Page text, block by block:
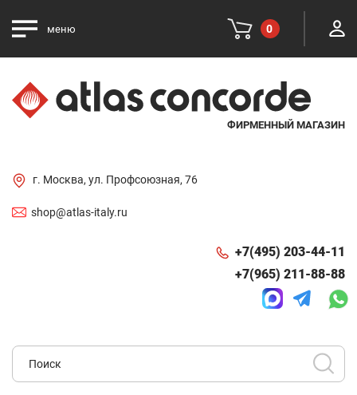
меню 0
ФИРМЕННЫЙ МАГАЗИН
г. Москва, ул. Профсоюзная, 76
shop@atlas-italy.ru
+7(495) 203-44-11
+7(965) 211-88-88